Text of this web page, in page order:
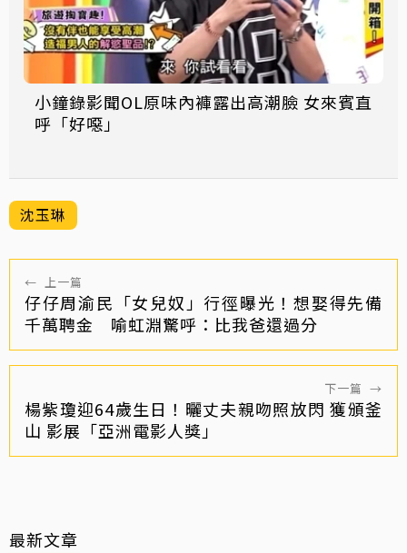
小鐘錄影聞OL原味內褲露出高潮臉 女來賓直
呼「好噁」
沈玉琳
← 上一篇
仔仔周渝民「女兒奴」行徑曝光！想娶得先備
千萬聘金 喻虹淵驚呼：比我爸還過分
下一篇 →
楊紫瓊迎64歲生日！曬丈夫親吻照放閃 獲頒釜
山 影展「亞洲電影人獎」
最新文章